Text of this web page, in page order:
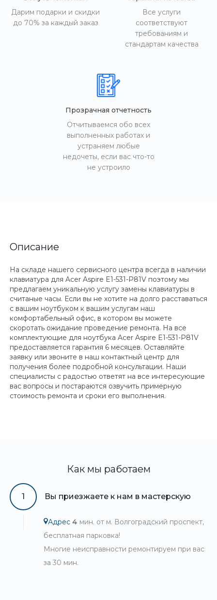
Дарим подарки и скидки
до 70% за каждый заказ
Все услуги
соответствуют
требованиям и
стандартам качества
Прозрачная отчетность
Отчитываемся обо всех
выполненных работах и
устраняем любые
недочеты, если вас что-то
не устроило
Описание
На складе нашего сервисного центра всегда в наличии
клавиатура для Acer Aspire E1-531-P81V поэтому мы
предлагаем уникальную услугу замены клавиатуры в
считаные часы. Если вы не хотите на долго расставаться
с вашим ноутбуком к вашим услугам наш
комфортабельный офис, в котором вы можете
скоротать ожидание проведение ремонта. На все
комплектующие для ноутбука Acer Aspire E1-531-P81V
предоставляется гарантия 6 месяцев. Оставляйте
заявку или звоните в наш контактный центр для
получения более подробной консультации. Наши
специалисты с радостью ответят на все интересующие
вас вопросы и постараются озвучить примерную
стоимость ремонта и сроки его выполнения.
Как мы работаем
1 Вы приезжаете к нам в мастерскую
Адрес 4 мин. от м. Волгоградский проспект,
бесплатная парковка!
Многие неисправности ремонтируем при вас
за 30 мин.